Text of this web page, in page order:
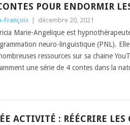
POUR ENDORMIR
François décembre 20, 2021
Marie-Angelique est
neuro-linguistique (PNL).
ressources sur sa chaine
une série de 4 contes dans la
ACTIVITÉ : RÉÉCRIRE LES